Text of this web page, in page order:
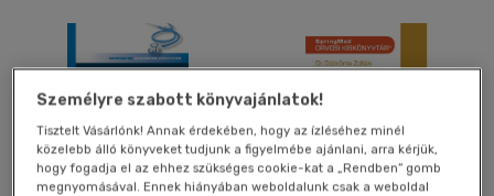
(15)
(12)
Személyre szabott könyvajánlatok!
Tisztelt Vásárlónk! Annak érdekében, hogy az ízléséhez minél
közelebb álló könyveket tudjunk a figyelmébe ajánlani, arra kérjük,
hogy fogadja el az ehhez szükséges cookie-kat a „Rendben” gomb
megnyomásával. Ennek hiányában weboldalunk csak a weboldal